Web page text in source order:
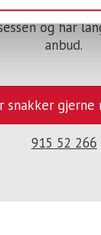
nøye
og har
anbud.
snakker gjerne
915 52 266